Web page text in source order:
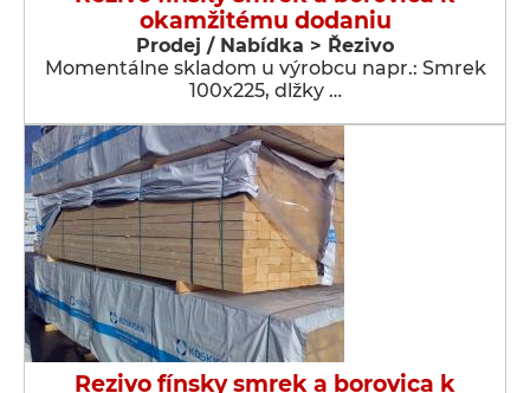
okamžitému dodaniu
Prodej / Nabídka > Řezivo
Momentálne skladom u výrobcu napr.: Smrek
100x225, dlžky …
Rezivo fínsky smrek a borovica k